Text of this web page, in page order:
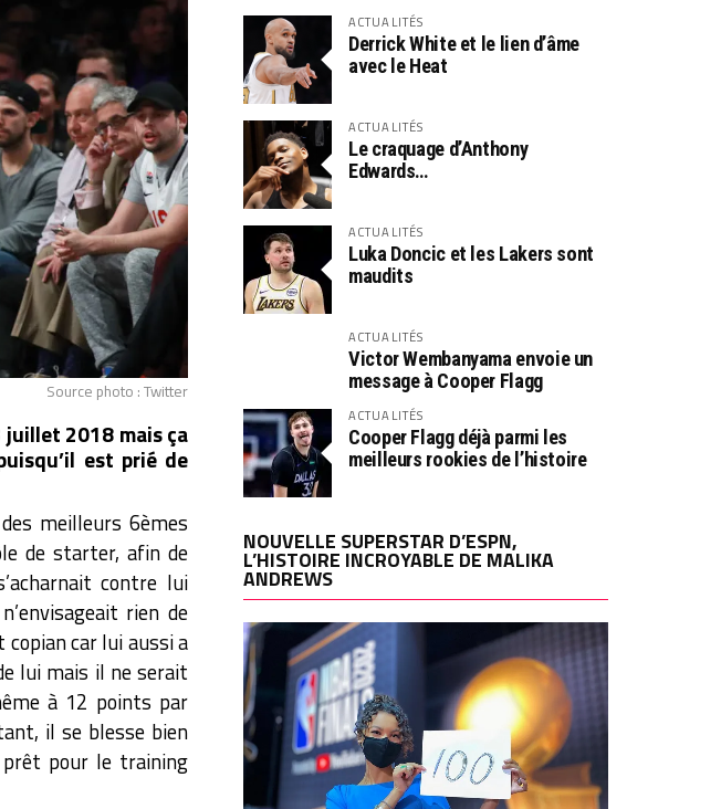
Source photo : Twitter
juillet 2018 mais ça
est prié de
meilleurs 6èmes
de starter, afin de
contre lui
rien de
copian car lui aussi a
lui mais il ne serait
à 12 points par
il se blesse bien
prêt pour le training
ACTUALITÉS
Derrick White et le lien d’âme
avec le Heat
ACTUALITÉS
Le craquage d’Anthony
Edwards…
ACTUALITÉS
Luka Doncic et les Lakers sont
maudits
ACTUALITÉS
Victor Wembanyama envoie un
message à Cooper Flagg
ACTUALITÉS
Cooper Flagg déjà parmi les
meilleurs rookies de l’histoire
NOUVELLE SUPERSTAR D’ESPN,
L’HISTOIRE INCROYABLE DE MALIKA
ANDREWS